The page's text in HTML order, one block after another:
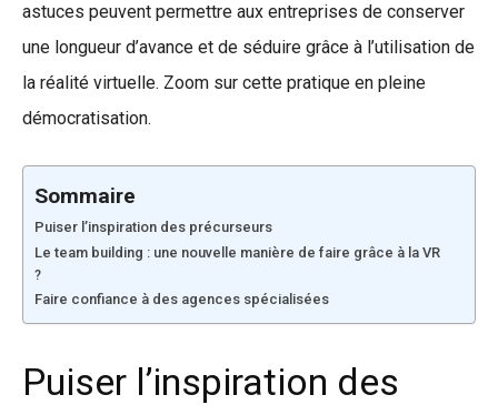
astuces peuvent permettre aux entreprises de conserver
une longueur d’avance et de séduire grâce à l’utilisation de
la réalité virtuelle. Zoom sur cette pratique en pleine
démocratisation.
Sommaire
Puiser l’inspiration des précurseurs
Le team building : une nouvelle manière de faire grâce à la VR
?
Faire confiance à des agences spécialisées
Puiser l’inspiration des